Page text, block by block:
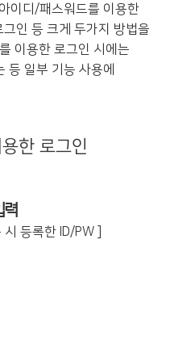
이디/패스워드를 이용한
그인 등 크게 두가지 방법을
이용한 로그인 시에는
등 일부 기능 사용에
한 로그인
력
시 등록한 ID/PW ]